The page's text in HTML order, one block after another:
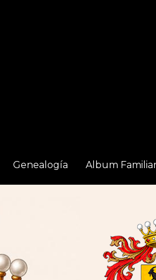
Genealogía Album